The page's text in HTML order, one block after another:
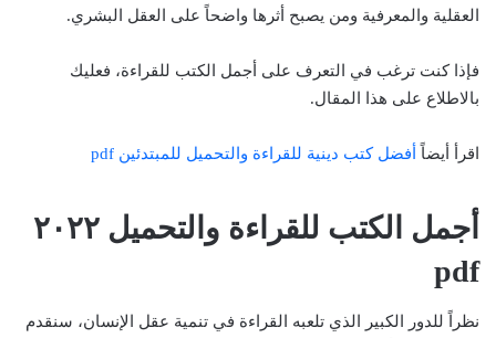
العقلية والمعرفية ومن يصبح أثرها واضحاً على العقل البشري.
فإذا كنت ترغب في التعرف على أجمل الكتب للقراءة، فعليك
بالاطلاع على هذا المقال.
اقرأ أيضاً أفضل كتب دينية للقراءة والتحميل للمبتدئين pdf
أجمل الكتب للقراءة والتحميل ٢٠٢٢
pdf
نظراً للدور الكبير الذي تلعبه القراءة في تنمية عقل الإنسان، سنقدم